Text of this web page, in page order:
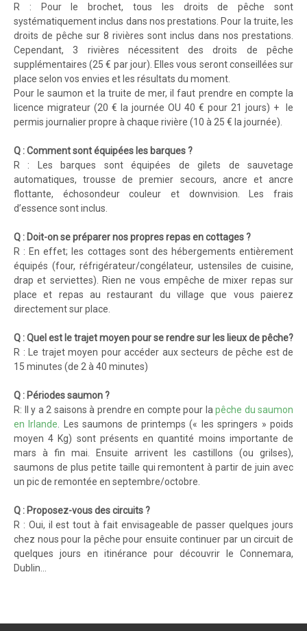
R : Pour le brochet, tous les droits de pêche sont
systématiquement inclus dans nos prestations. Pour la truite, les
droits de pêche sur 8 rivières sont inclus dans nos prestations.
Cependant, 3 rivières nécessitent des droits de pêche
supplémentaires (25 € par jour). Elles vous seront conseillées sur
place selon vos envies et les résultats du moment.
Pour le saumon et la truite de mer, il faut prendre en compte la
licence migrateur (20 € la journée OU 40 € pour 21 jours) + le
permis journalier propre à chaque rivière (10 à 25 € la journée).
Q : Comment sont équipées les barques ?
R : Les barques sont équipées de gilets de sauvetage
automatiques, trousse de premier secours, ancre et ancre
flottante, échosondeur couleur et downvision. Les frais
d’essence sont inclus.
Q : Doit-on se préparer nos propres repas en cottages ?
R : En effet; les cottages sont des hébergements entièrement
équipés (four, réfrigérateur/congélateur, ustensiles de cuisine,
drap et serviettes). Rien ne vous empêche de mixer repas sur
place et repas au restaurant du village que vous paierez
directement sur place.
Q : Quel est le trajet moyen pour se rendre sur les lieux de pêche?
R : Le trajet moyen pour accéder aux secteurs de pêche est de
15 minutes (de 2 à 40 minutes)
Q : Périodes saumon ?
R: Il y a 2 saisons à prendre en compte pour la pêche du saumon
en Irlande . Les saumons de printemps (« les springers » poids
moyen 4 Kg) sont présents en quantité moins importante de
mars à fin mai. Ensuite arrivent les castillons (ou grilses),
saumons de plus petite taille qui remontent à partir de juin avec
un pic de remontée en septembre/octobre.
Q : Proposez-vous des circuits ?
R : Oui, il est tout à fait envisageable de passer quelques jours
chez nous pour la pêche pour ensuite continuer par un circuit de
quelques jours en itinérance pour découvrir le Connemara,
Dublin…